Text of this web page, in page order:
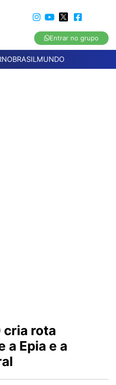
Entrar no grupo
BRASILMUNDO
cria rota
a Epia e a